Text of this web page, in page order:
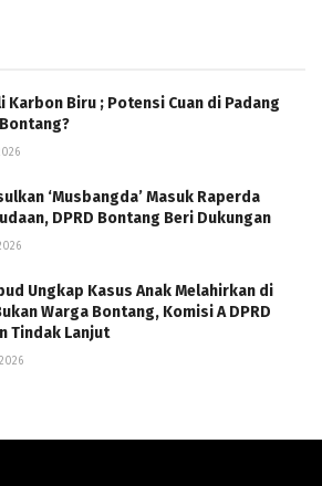
Karbon Biru ; Potensi Cuan di Padang
‘Musbangda’ Masuk Raperda
DPRD Bontang Beri Dukungan
Ungkap Kasus Anak Melahirkan di
Warga Bontang, Komisi A DPRD
Tindak Lanjut